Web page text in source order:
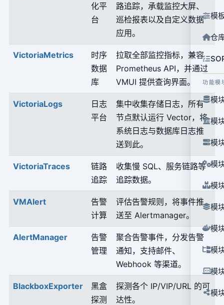
模
仓
功能模
模
模
模
模
模
模
模
模
模
模
化平
台
路追踪，承载监控大屏、
巡检报表以及自定义数据
应用。
VictoriaMetrics
时序
数据
库
拉取全部监控指标，兼容
Prometheus API，并通过
VMUI 提供查询界面。
VictoriaLogs
日志
平台
集中收集存储日志，所有
节点默认运行 Vector，将
系统日志与数据库日志推
送到此。
VictoriaTraces
链路
追踪
收集慢 SQL、服务链路等
追踪数据。
VMAlert
告警
计算
评估告警规则，将事件推
送至 Alertmanager。
AlertManager
告警
管理
聚合告警事件，分发告警
通知，支持邮件、
Webhook 等渠道。
BlackboxExporter
黑盒
探测
探测各个 IP/VIP/URL 的可
达性。